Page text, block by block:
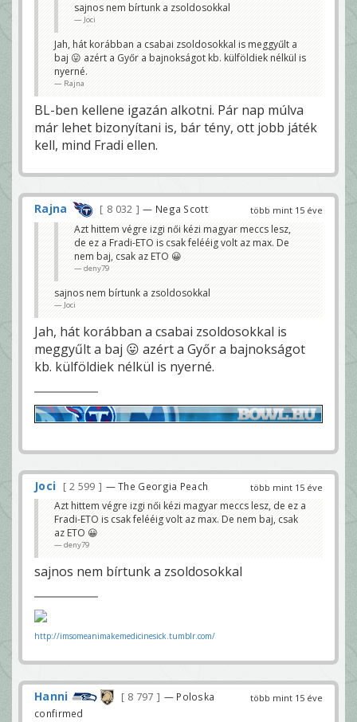
deny79
sajnos nem bírtunk a zsoldosokkal
Joci
Jah, hát korábban a csabai zsoldosokkal is meggyűlt a
baj 😛 azért a Győr a bajnokságot kb. külföldiek nélkül is
nyerné.
Rajna
BL-ben kellene igazán alkotni. Pár nap múlva
már lehet bizonyítani is, bár tény, ott jobb játék
kell, mind Fradi ellen.
több mint 15 éve
Rajna 8 032 — Nega Scott
Azt hittem végre izgi női kézi magyar meccs lesz,
de ez a Fradi-ETO is csak felééig volt az max. De
nem baj, csak az ETO 😀
deny79
sajnos nem bírtunk a zsoldosokkal
Joci
Jah, hát korábban a csabai zsoldosokkal is
meggyűlt a baj 😛 azért a Győr a bajnokságot
kb. külföldiek nélkül is nyerné.
több mint 15 éve
Joci 2 599 — The Georgia Peach
Azt hittem végre izgi női kézi magyar meccs lesz, de ez a
Fradi-ETO is csak felééig volt az max. De nem baj, csak
az ETO 😀
deny79
sajnos nem bírtunk a zsoldosokkal
http://imsomeanimakemedicinesick.tumblr.com/
több mint 15 éve
Hanni 8 797
— Poloska
confirmed